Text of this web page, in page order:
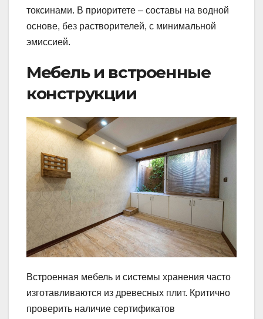
токсинами. В приоритете – составы на водной
основе, без растворителей, с минимальной
эмиссией.
Мебель и встроенные
конструкции
Встроенная мебель и системы хранения часто
изготавливаются из древесных плит. Критично
проверить наличие сертификатов